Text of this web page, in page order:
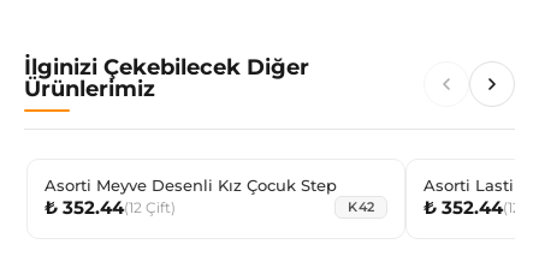
İlginizi Çekebilecek Diğer
Ürünlerimiz
Asorti Meyve Desenli Kız Çocuk Step
₺ 352.44(12 Çift) K42
Asorti Lastik
Kız Çocuk
₺ 352.44(12